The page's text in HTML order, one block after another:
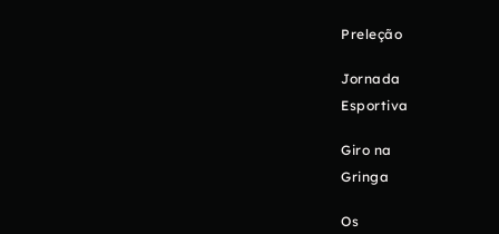
Preleção
Jornada
Esportiva
Giro na
Gringa
Os